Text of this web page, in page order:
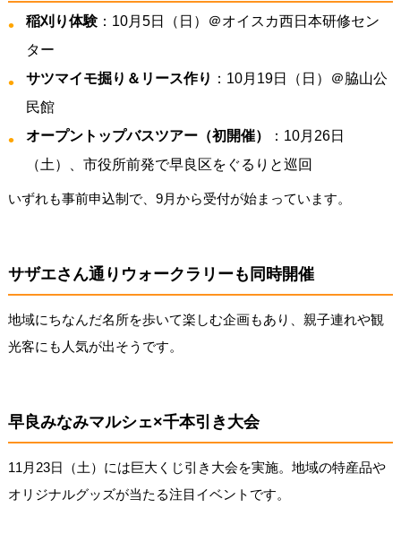
稲刈り体験：10月5日（日）＠オイスカ西日本研修セン
ター
サツマイモ掘り＆リース作り ：10月19日（日）＠脇山公
民館
オープントップバスツアー（初開催）
：10月26日
（土）、市役所前発で早良区をぐるりと巡回
いずれも事前申込制で、9月から受付が始まっています。
サザエさん通りウォークラリーも同時開催
地域にちなんだ名所を歩いて楽しむ企画もあり、親子連れや観
光客にも人気が出そうです。
早良みなみマルシェ×千本引き大会
11月23日（土）には巨大くじ引き大会を実施。地域の特産品や
オリジナルグッズが当たる注目イベントです。